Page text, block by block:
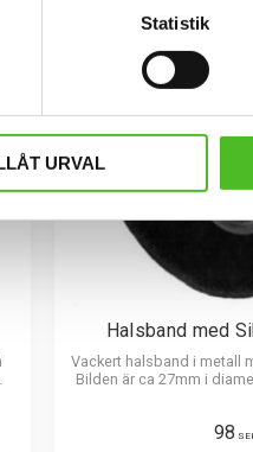
Statistik
URVAL
Halsband med
Vackert halsband i metall
Bilden är ca 27mm i
98